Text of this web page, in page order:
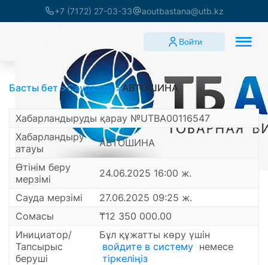
+7 (7172) 27-03-33 aoutbastana@utb.kz
Войти
Басты бет Саудалар АВТОШИНА
Хабарландыруды қарау №UTBA00116547
Хабарландыру
атауы
АВТОШИНА
Өтінім беру
мерзімі
24.06.2025 16:00 ж.
Сауда мерзімі
27.06.2025 09:25 ж.
Сомасы
₸12 350 000.00
Инициатор/
Тапсырыс
беруші
Бұл құжатты көру үшін
войдите в систему немесе
тіркеліңіз